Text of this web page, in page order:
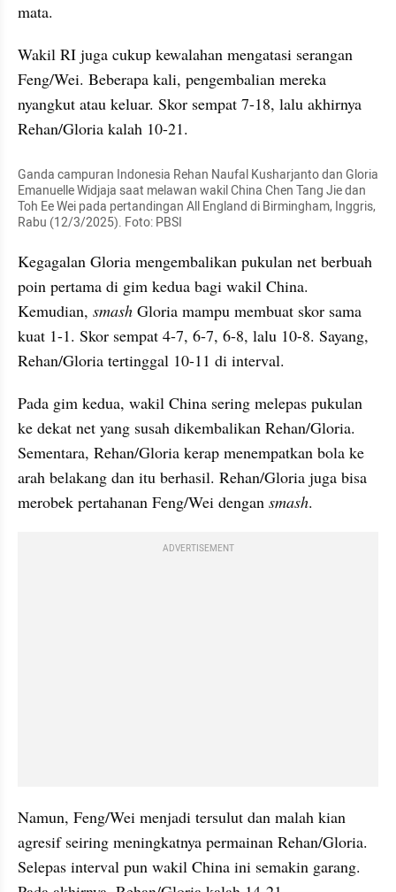
mata.
Wakil RI juga cukup kewalahan mengatasi serangan
Feng/Wei. Beberapa kali, pengembalian mereka
nyangkut atau keluar. Skor sempat 7-18, lalu akhirnya
Rehan/Gloria kalah 10-21.
Ganda campuran Indonesia Rehan Naufal Kusharjanto dan Gloria
Emanuelle Widjaja saat melawan wakil China Chen Tang Jie dan
Toh Ee Wei pada pertandingan All England di Birmingham, Inggris,
Rabu (12/3/2025). Foto: PBSI
Kegagalan Gloria mengembalikan pukulan net berbuah
poin pertama di gim kedua bagi wakil China.
Kemudian, smash Gloria mampu membuat skor sama
kuat 1-1. Skor sempat 4-7, 6-7, 6-8, lalu 10-8. Sayang,
Rehan/Gloria tertinggal 10-11 di interval.
Pada gim kedua, wakil China sering melepas pukulan
ke dekat net yang susah dikembalikan Rehan/Gloria.
Sementara, Rehan/Gloria kerap menempatkan bola ke
arah belakang dan itu berhasil. Rehan/Gloria juga bisa
merobek pertahanan Feng/Wei dengan smash.
ADVERTISEMENT
Namun, Feng/Wei menjadi tersulut dan malah kian
agresif seiring meningkatnya permainan Rehan/Gloria.
Selepas interval pun wakil China ini semakin garang.